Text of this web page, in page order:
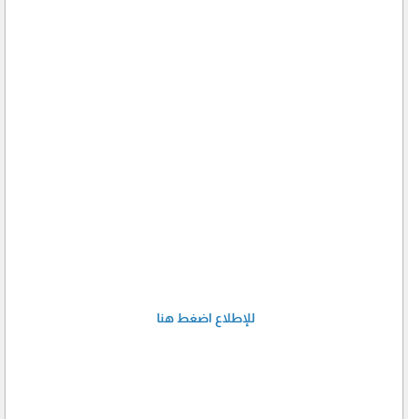
للإطلاع اضغط هنا